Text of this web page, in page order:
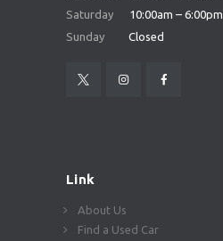
Saturday 10:00am – 6:00pm
Sunday Closed
Link
About Us
Find a Used Car